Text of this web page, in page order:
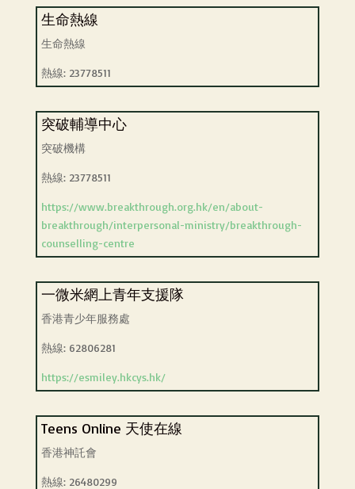
生命熱線
生命熱線
熱線: 23778511
突破輔導中心
突破機構
熱線: 23778511
https://www.breakthrough.org.hk/en/about-
breakthrough/interpersonal-ministry/breakthrough-
counselling-centre
一微米網上青年支援隊
香港青少年服務處
熱線: 62806281
https://esmiley.hkcys.hk/
Teens Online 天使在線
香港神託會
熱線: 26480299